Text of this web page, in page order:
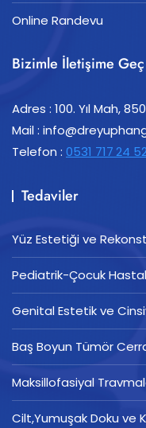
Online Randevu
Bizimle İletişime Geç
Adres : 100. Yıl Mah,
Mail :
Telefon : 0531 71724
Tedaviler
Yüz Estetiği ve
Pediatrik-Çocuk
Genital Estetik ve
Baş Boyun Tümör
Maksillofasiyal
Cilt,Yumuşak Doku ve